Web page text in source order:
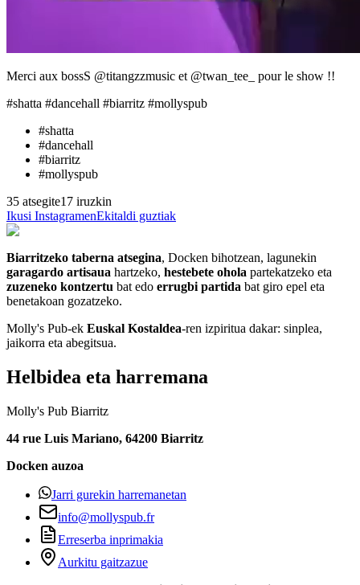
Merci aux bossS @titangzzmusic et @twan_tee_ pour le show !!
#shatta #dancehall #biarritz #mollyspub
#shatta
#dancehall
#biarritz
#mollyspub
35 atsegite17 iruzkin
Ikusi InstagramenEkitaldi guztiak
Biarritzeko taberna atsegina, Docken bihotzean, lagunekin
garagardo artisaua hartzeko, hestebete ohola partekatzeko eta
zuzeneko kontzertu bat edo errugbi partida bat giro epel eta
benetakoan gozatzeko.
Molly's Pub-ek Euskal Kostaldea-ren izpiritua dakar: sinplea,
jaikorra eta abegitsua.
Helbidea eta harremana
Molly's Pub Biarritz
44 rue Luis Mariano, 64200 Biarritz
Docken auzoa
Jarri gurekin harremanetan
info@mollyspub.fr
Erreserba inprimakia
Aurkitu gaitzazue